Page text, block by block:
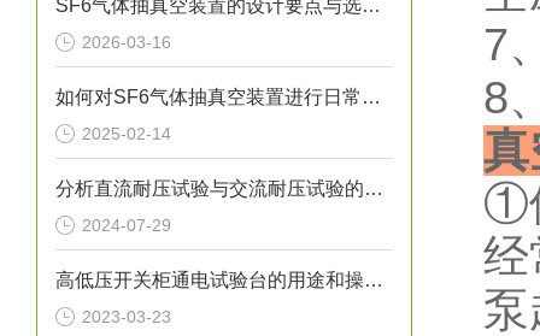
SF6气体抽真空装置的设计要点与选型指南
2026-03-16
如何对SF6气体抽真空装置进行日常维护？
2025-02-14
分析直流耐压试验与交流耐压试验的优缺点
2024-07-29
高低压开关柜通电试验台的用途和操作流程
2023-03-23
7
8
真
①
经